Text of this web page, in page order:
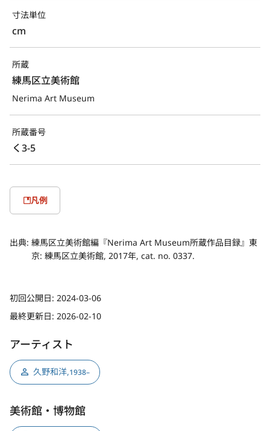
寸法単位
cm
所蔵
練馬区立美術館
Nerima Art Museum
所蔵番号
く3-5
凡例
出典: 練馬区立美術館編『Nerima Art Museum所蔵作品目録』東
京: 練馬区立美術館, 2017年, cat. no. 0337.
初回公開日: 2024-03-06
最終更新日: 2026-02-10
アーティスト
久野和洋,1938–
美術館・博物館